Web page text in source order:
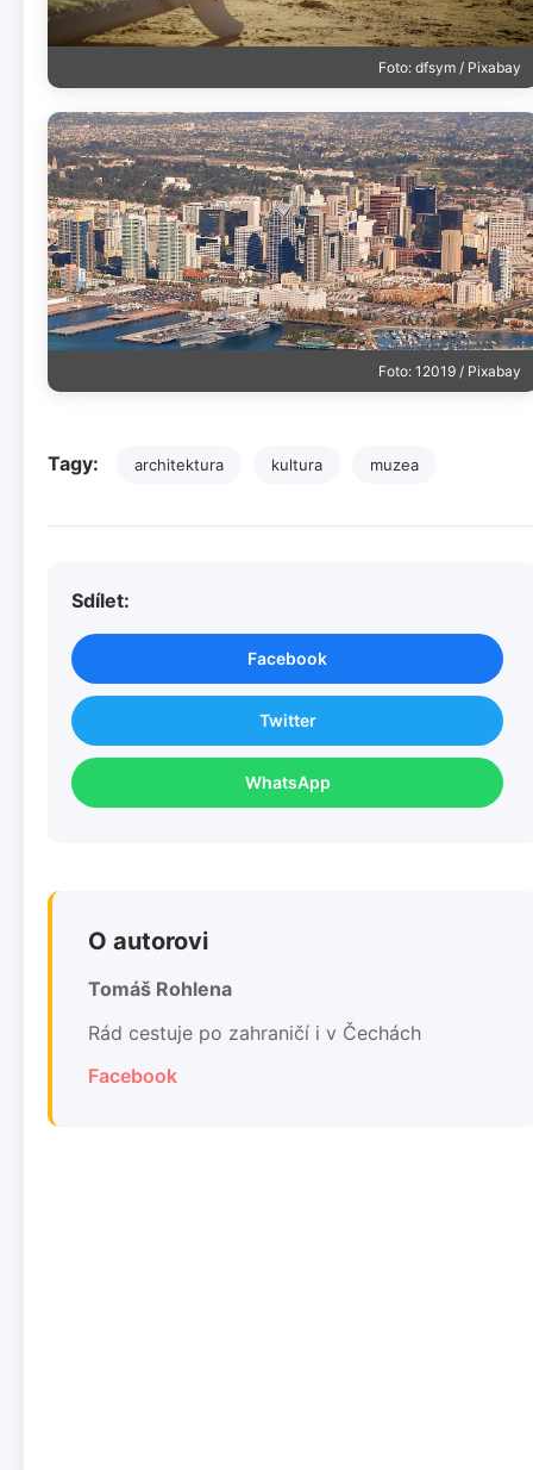
Foto: dfsym / Pixabay
Foto: 12019 / Pixabay
Tagy: architektura kultura muzea
Sdílet:
Facebook
Twitter
WhatsApp
O autorovi
Tomáš Rohlena
Rád cestuje po zahraničí i v Čechách
Facebook